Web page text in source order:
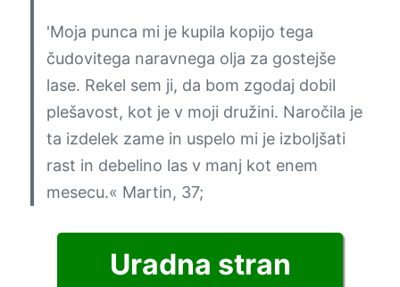
'Moja punca mi je kupila kopijo tega
čudovitega naravnega olja za gostejše
lase. Rekel sem ji, da bom zgodaj dobil
plešavost, kot je v moji družini. Naročila je
ta izdelek zame in uspelo mi je izboljšati
rast in debelino las v manj kot enem
mesecu.« Martin, 37;
Uradna stran